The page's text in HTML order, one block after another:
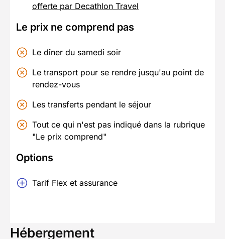
offerte par Decathlon Travel
Le prix ne comprend pas
Le dîner du samedi soir
Le transport pour se rendre jusqu'au point de
rendez-vous
Les transferts pendant le séjour
Tout ce qui n'est pas indiqué dans la rubrique
"Le prix comprend"
Options
Tarif Flex et assurance
Hébergement